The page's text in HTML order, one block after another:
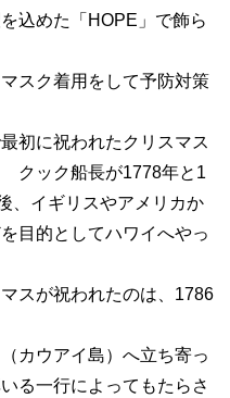
込めた「HOPE」で飾ら
スク着用をして予防対策
初に祝われたクリスマス
クック船長が1778年と1
、イギリスやアメリカか
目的としてハワイへやっ
スが祝われたのは、1786
カウアイ島）へ立ち寄っ
る一行によってもたらさ